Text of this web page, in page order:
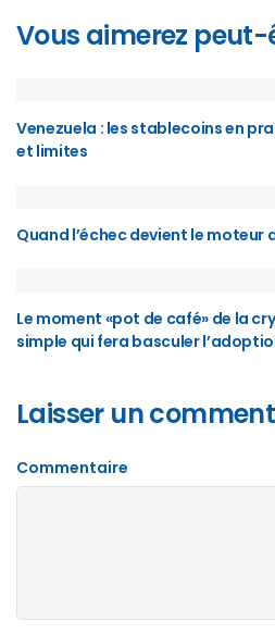
Vous aimerez
Venezuela : les stablecoins en
et limites
Quand l’échec devient le moteur
Le moment «pot de café» de la
simple qui fera basculer
Laisser un
Commentaire